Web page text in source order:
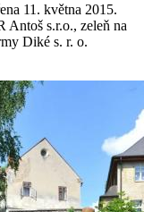
11. května 2015.
Antoš s.r.o., zeleň na
Diké s. r. o.